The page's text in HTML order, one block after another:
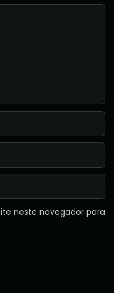
neste navegador para